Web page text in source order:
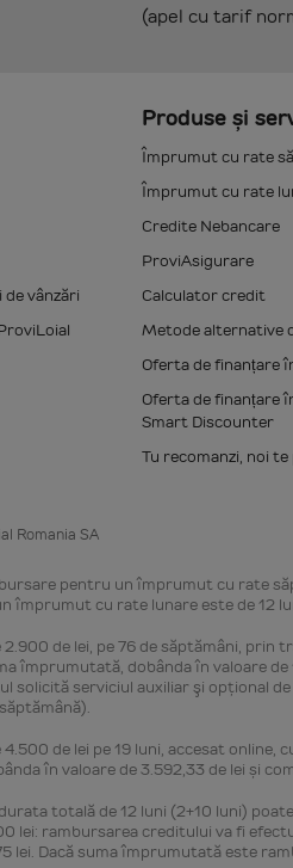
(apel cu tarif
vânzări
Produse și
Împrumut cu rate
Împrumut cu rate
Credite Nebancare
ProviAsigurare
Calculator credit
Metode alternative
Oferta de finanțare
Oferta de finanțare
Smart Discounter
Tu recomanzi, noi
Romania SA
pentru un împrumut cu rate
împrumut cu rate lunare este de 12
de lei, pe 76 de săptămâni, prin
împrumutată, dobânda în valoare
solicită serviciul auxiliar şi opţional
de lei pe 19 luni, accesat online,
în valoare de 3.592,33 de lei și
totală de 12 luni (2+10 luni)
lei: rambursarea creditului va fi
lei. Dacă suma împrumutată este